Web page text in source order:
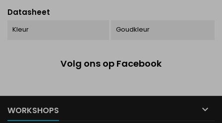
Datasheet
Kleur Goudkleur
Volg ons op Facebook
WORKSHOPS 